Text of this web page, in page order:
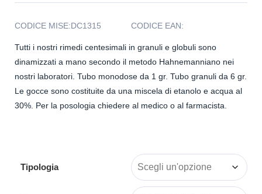
CODICE MISE:DC1315 CODICE EAN:
Tutti i nostri rimedi centesimali in granuli e globuli sono
dinamizzati a mano secondo il metodo Hahnemanniano nei
nostri laboratori. Tubo monodose da 1 gr. Tubo granuli da 6 gr.
Le gocce sono costituite da una miscela di etanolo e acqua al
30%. Per la posologia chiedere al medico o al farmacista.
Tipologia